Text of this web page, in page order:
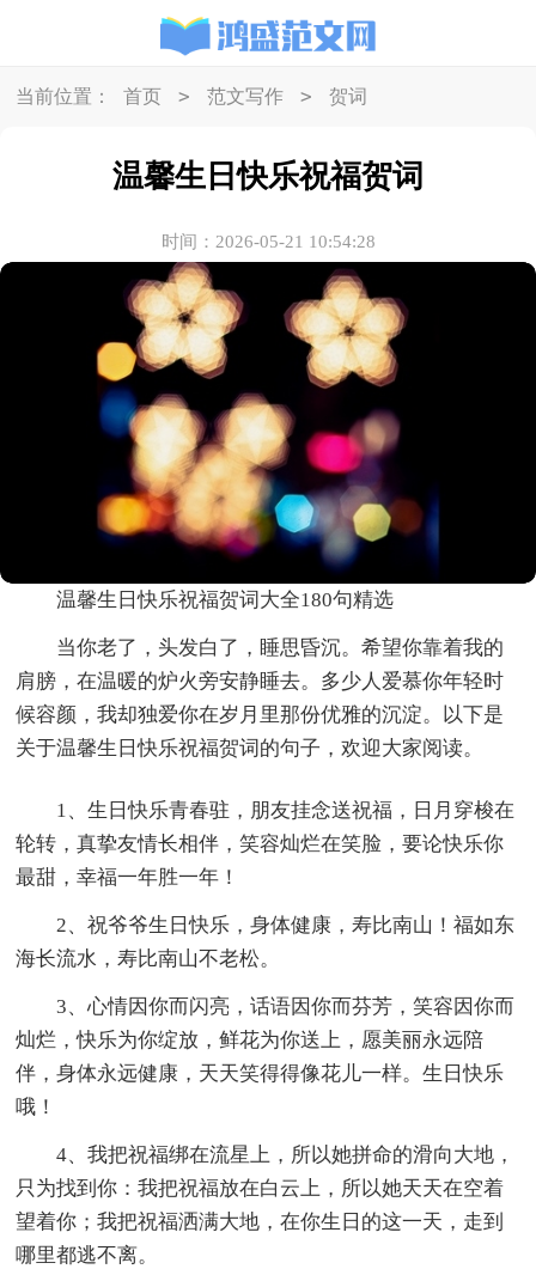
当前位置： 首页 > 范文写作 > 贺词
温馨生日快乐祝福贺词
时间：2026-05-21 10:54:28
温馨生日快乐祝福贺词大全180句精选
当你老了，头发白了，睡思昏沉。希望你靠着我的
肩膀，在温暖的炉火旁安静睡去。多少人爱慕你年轻时
候容颜，我却独爱你在岁月里那份优雅的沉淀。以下是
关于温馨生日快乐祝福贺词的句子，欢迎大家阅读。
1、生日快乐青春驻，朋友挂念送祝福，日月穿梭在
轮转，真挚友情长相伴，笑容灿烂在笑脸，要论快乐你
最甜，幸福一年胜一年！
2、祝爷爷生日快乐，身体健康，寿比南山！福如东
海长流水，寿比南山不老松。
3、心情因你而闪亮，话语因你而芬芳，笑容因你而
灿烂，快乐为你绽放，鲜花为你送上，愿美丽永远陪
伴，身体永远健康，天天笑得得像花儿一样。生日快乐
哦！
4、我把祝福绑在流星上，所以她拼命的滑向大地，
只为找到你：我把祝福放在白云上，所以她天天在空着
望着你；我把祝福洒满大地，在你生日的这一天，走到
哪里都逃不离。